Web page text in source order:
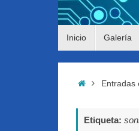
Inicio Galería
InicioEntradas
Etiqueta: